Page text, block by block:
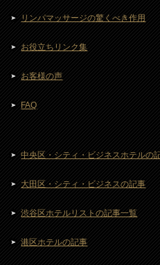
リンパマッサージの驚くべき作用
お役立ちリンク集
お客様の声
FAQ
中央区・シティ・ビジネスホテルの
大田区・シティ・ビジネスの記事
渋谷区ホテルリストの記事一覧
港区ホテルの記事